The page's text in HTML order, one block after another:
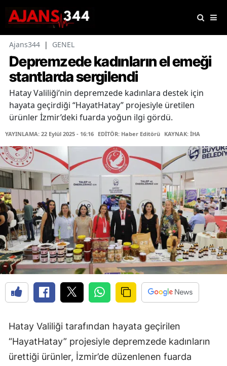
Ajans344 | GENEL
Depremzede kadınların el emeği
stantlarda sergilendi
Hatay Valiliği’nin depremzede kadınlara destek için
hayata geçirdiği “HayatHatay” projesiyle üretilen
ürünler İzmir’deki fuarda yoğun ilgi gördü.
YAYINLAMA: 22 Eylül 2025 - 16:16 EDİTÖR: Haber Editörü KAYNAK: İHA
Hatay Valiliği tarafından hayata geçirilen
“HayatHatay” projesiyle depremzede kadınların
ürettiği ürünler, İzmir’de düzenlenen fuarda